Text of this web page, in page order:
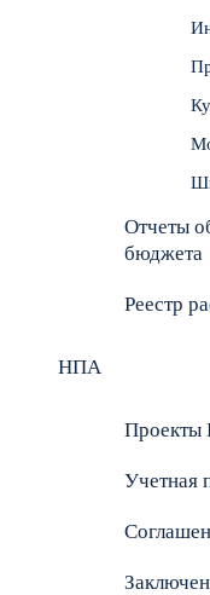
Отчеты
бюджета
Реестр
НПА
Учетная